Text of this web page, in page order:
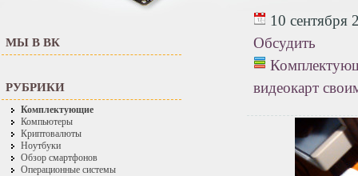
МЫ В ВК
РУБРИКИ
Комплектующие
Компьютеры
Криптовалюты
Ноутбуки
Обзор смартфонов
Операционные системы
10 сентября
Обсудить
видеокарт